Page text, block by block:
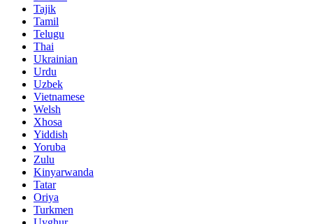
Tajik
Tamil
Telugu
Thai
Ukrainian
Urdu
Uzbek
Vietnamese
Welsh
Xhosa
Yiddish
Yoruba
Zulu
Kinyarwanda
Tatar
Oriya
Turkmen